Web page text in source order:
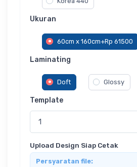
Ukuran
60cm x 160cm+Rp 61500
Laminating
Doft Glossy
Template
Upload Design Siap Cetak
Persyaratan file: